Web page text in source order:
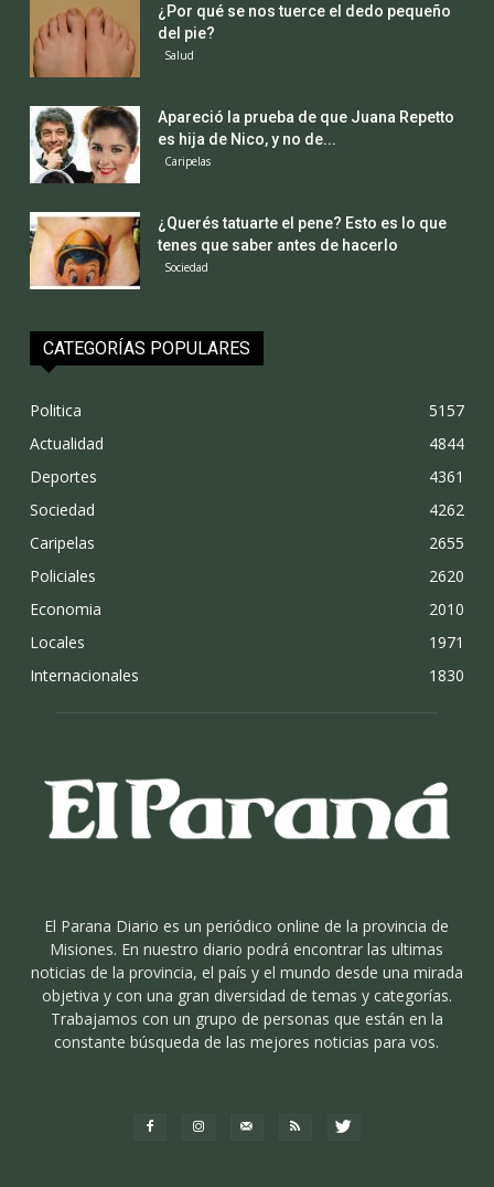
¿Por qué se nos tuerce el dedo pequeño
del pie?
Salud
Apareció la prueba de que Juana Repetto
es hija de Nico, y no de...
Caripelas
¿Querés tatuarte el pene? Esto es lo que
tenes que saber antes de hacerlo
Sociedad
CATEGORÍAS POPULARES
Politica
5157
Actualidad
4844
Deportes
4361
Sociedad
4262
Caripelas
2655
Policiales
2620
Economia
2010
Locales
1971
Internacionales
1830
El Parana Diario es un periódico online de la provincia de
Misiones. En nuestro diario podrá encontrar las ultimas
noticias de la provincia, el país y el mundo desde una mirada
objetiva y con una gran diversidad de temas y categorías.
Trabajamos con un grupo de personas que están en la
constante búsqueda de las mejores noticias para vos.